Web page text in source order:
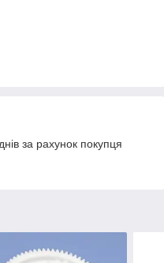
за рахунок покупця